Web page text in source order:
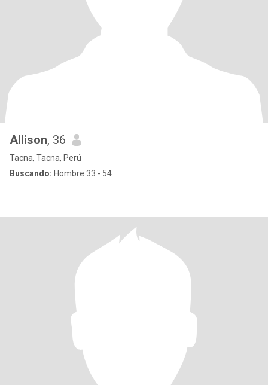
Allison, 36
Tacna, Tacna, Perú
Buscando: Hombre 33 - 54